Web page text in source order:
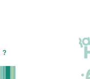
?